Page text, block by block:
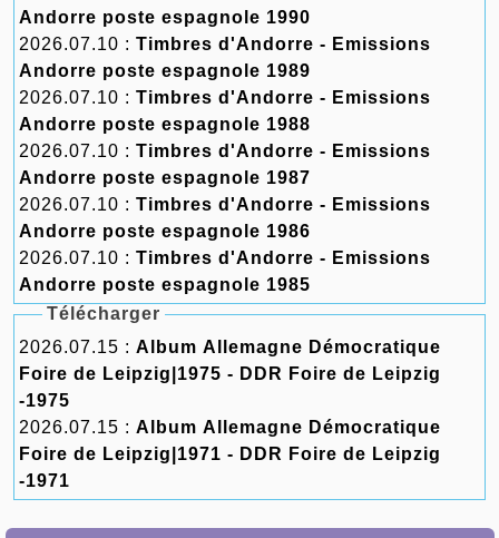
Andorre poste espagnole 1990
2026.07.10 : Timbres d'Andorre - Emissions
Andorre poste espagnole 1989
2026.07.10 : Timbres d'Andorre - Emissions
Andorre poste espagnole 1988
2026.07.10 : Timbres d'Andorre - Emissions
Andorre poste espagnole 1987
2026.07.10 : Timbres d'Andorre - Emissions
Andorre poste espagnole 1986
2026.07.10 : Timbres d'Andorre - Emissions
Andorre poste espagnole 1985
Télécharger
2026.07.15 : Album Allemagne Démocratique
Foire de Leipzig|1975 - DDR Foire de Leipzig
-1975
2026.07.15 : Album Allemagne Démocratique
Foire de Leipzig|1971 - DDR Foire de Leipzig
-1971